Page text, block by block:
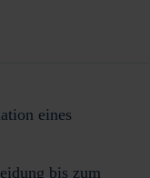
eines
bis zum